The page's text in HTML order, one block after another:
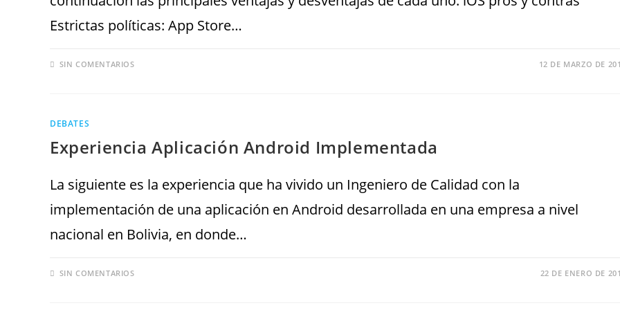
Estrictas políticas: App Store…
SIN COMENTARIOS 12 DE MARZO DE
DEBATES
Experiencia Aplicación Android Implementada
La siguiente es la experiencia que ha vivido un Ingeniero de Calidad con la
implementación de una aplicación en Android desarrollada en una empresa a nivel
nacional en Bolivia, en donde…
SIN COMENTARIOS 22 DE ENERO DE